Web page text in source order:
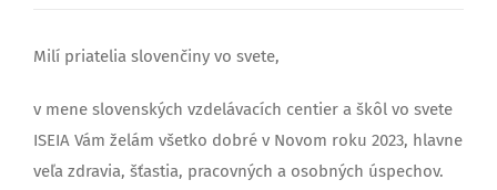
Milí priatelia slovenčiny vo svete,
v mene slovenských vzdelávacích centier a škôl vo svete
ISEIA Vám želám všetko dobré v Novom roku 2023, hlavne
veľa zdravia, šťastia, pracovných a osobných úspechov.